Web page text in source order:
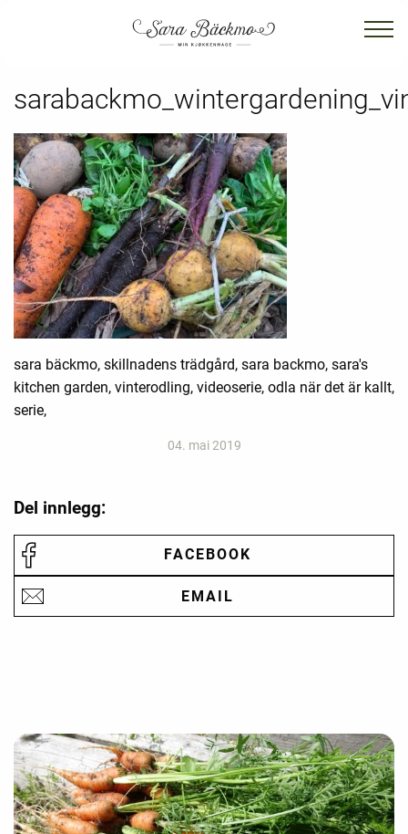
sara bäckmo, skillnadens trädgård, sara backmo, sara's
kitchen garden, vinterodling, videoserie, odla när det är kallt,
serie,
04. mai 2019
Del innlegg:
FACEBOOK
EMAIL